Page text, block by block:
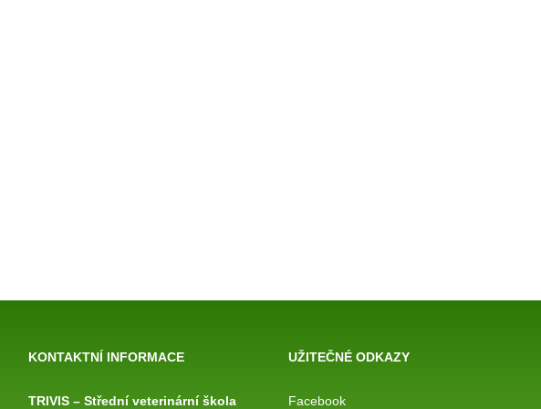
KONTAKTNÍ INFORMACE
TRIVIS – Střední veterinárníškola
UŽITEČNÉ ODKAZY
Facebook